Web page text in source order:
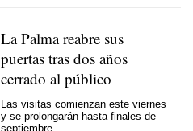
La Palma reabre sus
puertas tras dos años
cerrado al público
Las visitas comienzan este viernes
y se prolongarán hasta finales de
septiembre